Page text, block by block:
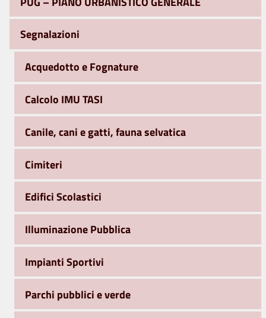
Segnalazioni
Acquedotto e Fognature
Calcolo IMU TASI
Canile, cani e gatti, fauna selvatica
Cimiteri
Edifici Scolastici
Illuminazione Pubblica
Impianti Sportivi
Parchi pubblici e verde